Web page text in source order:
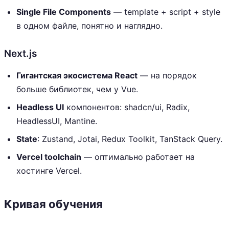
Single File Components — template + script + style
в одном файле, понятно и наглядно.
Next.js
Гигантская экосистема React — на порядок
больше библиотек, чем у Vue.
Headless UI компонентов: shadcn/ui, Radix,
HeadlessUI, Mantine.
State: Zustand, Jotai, Redux Toolkit, TanStack Query.
Vercel toolchain — оптимально работает на
хостинге Vercel.
Кривая обучения